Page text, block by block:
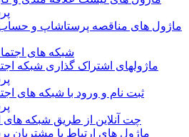
ماژول های مناقصه پرستاشاپ و
شبکه های
ماژولهای اشتراک‌ گذاری شبکه
ثبت نام و ورود با شبکه های
چت آنلاین از طریق شبکه های
ماژول های ارتباط با مشتریان